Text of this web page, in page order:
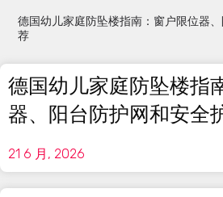
德国幼儿家庭防坠楼指南：窗户限位器
荐
德国幼儿家庭防坠楼指
器、阳台防护网和安全
21 6 月, 2026